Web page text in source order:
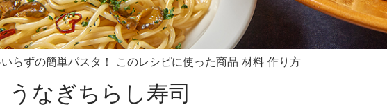
らずの簡単パスタ！ このレシピに使った商品 材料 作り方
うなぎちらし寿司